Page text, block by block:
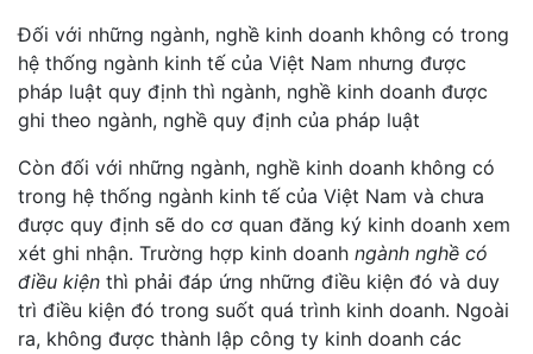
Đối với những ngành, nghề kinh doanh không có trong
hệ thống ngành kinh tế của Việt Nam nhưng được
pháp luật quy định thì ngành, nghề kinh doanh được
ghi theo ngành, nghề quy định của pháp luật
Còn đối với những ngành, nghề kinh doanh không có
trong hệ thống ngành kinh tế của Việt Nam và chưa
được quy định sẽ do cơ quan đăng ký kinh doanh xem
xét ghi nhận. Trường hợp kinh doanh ngành nghề có
điều kiện thì phải đáp ứng những điều kiện đó và duy
trì điều kiện đó trong suốt quá trình kinh doanh. Ngoài
ra, không được thành lập công ty kinh doanh các